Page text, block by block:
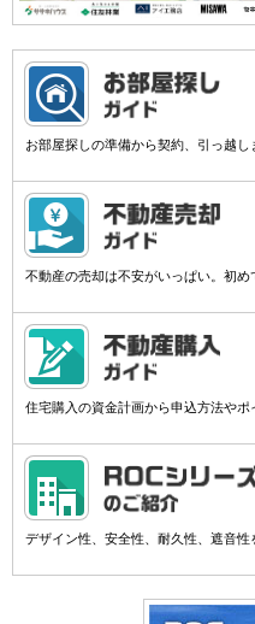
お部屋探しの準備から契約、引っ越し
不動産の売却は不安がいっぱい。初め
住宅購入の資金計画から申込方法やポ
デザイン性、安全性、耐久性、遮音性